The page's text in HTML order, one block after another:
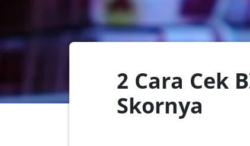
2 Cara Cek
Skornya